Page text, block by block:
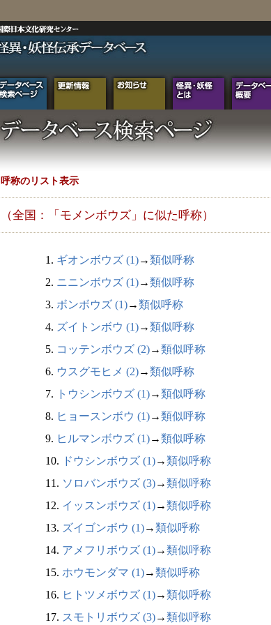
呼称のリスト表示
（全国：「モメンボウズ」に似た呼称）
1. ギオンボウズ (1)→類似呼称
2. ニニンボウズ (1)→類似呼称
3. ボンボウズ (1)→類似呼称
4. ズイトンボウ (1)→類似呼称
5. コッテンボウズ (2)→類似呼称
6. ウスグモヒメ (2)→類似呼称
7.
トウシンボウズ (1)→類似呼称
8. ヒョースンボウ (1)→類似呼称
9. ヒルマンボウズ (1)→類似呼称
10. ドウシンボウズ (1)→類似呼称
11. ソロバンボウズ (3)→類似呼称
12. イッスンボウズ (1)→類似呼称
13. ズイゴンボウ (1)→類似呼称
14. アメフリボウズ (1)→類似呼称
15. ホウモンダマ (1)→類似呼称
16. ヒトツメボウズ (1)→類似呼称
17. スモトリボウズ (3)→類似呼称